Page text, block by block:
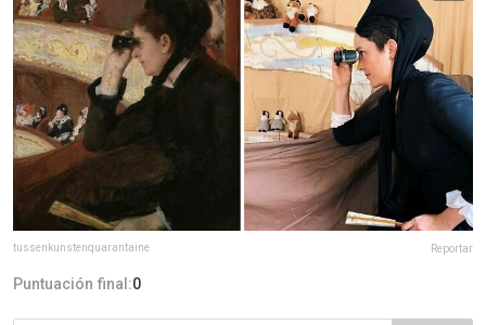
tussenkunstenquarantaine Reportar
Puntuación final:0